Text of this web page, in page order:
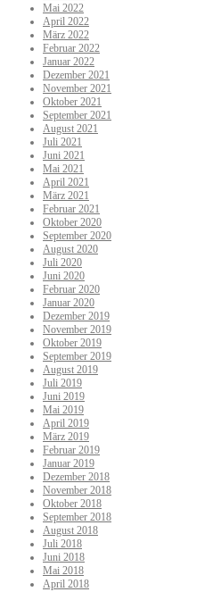
Mai 2022
April 2022
März 2022
Februar 2022
Januar 2022
Dezember 2021
November 2021
Oktober 2021
September 2021
August 2021
Juli 2021
Juni 2021
Mai 2021
April 2021
März 2021
Februar 2021
Oktober 2020
September 2020
August 2020
Juli 2020
Juni 2020
Februar 2020
Januar 2020
Dezember 2019
November 2019
Oktober 2019
September 2019
August 2019
Juli 2019
Juni 2019
Mai 2019
April 2019
März 2019
Februar 2019
Januar 2019
Dezember 2018
November 2018
Oktober 2018
September 2018
August 2018
Juli 2018
Juni 2018
Mai 2018
April 2018